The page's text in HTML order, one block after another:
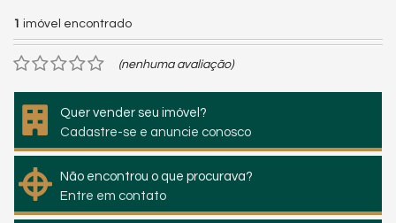
1 imóvel encontrado
(nenhuma avaliação)
Quer vender seu imóvel?
Cadastre-se e anuncie conosco
Não encontrou o que procurava?
Entre em contato